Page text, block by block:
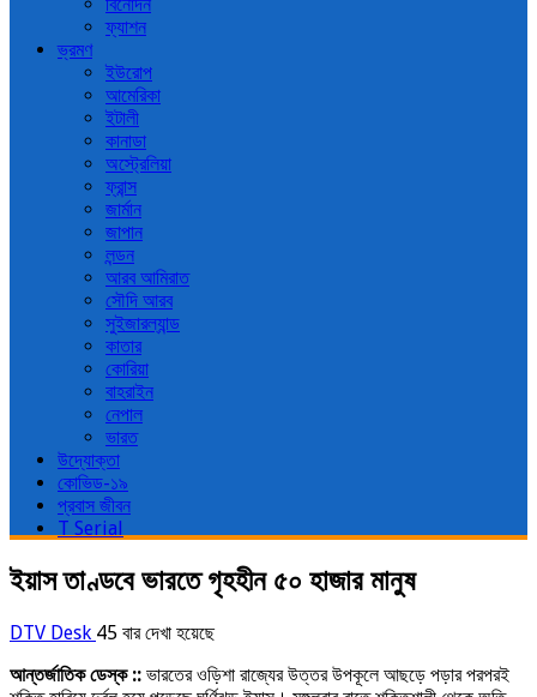
ফ্যাশন
ভ্রমণ
ইউরোপ
আমেরিকা
ইটালী
কানাডা
অস্ট্রেলিয়া
ফ্রান্স
জার্মান
জাপান
লন্ডন
আরব আমিরাত
সৌদি আরব
সুইজারল্যান্ড
কাতার
কোরিয়া
বাহরাইন
নেপাল
ভারত
উদ্যোক্তা
কোভিড-১৯
প্রবাস জীবন
T Serial
ইয়াস তাণ্ডবে ভারতে গৃহহীন ৫০ হাজার মানুষ
DTV Desk 45 বার দেখা হয়েছে
আন্তর্জাতিক ডেস্ক :: ভারতের ওড়িশা রাজ্যের উত্তর উপকূলে আছড়ে পড়ার পরপরই